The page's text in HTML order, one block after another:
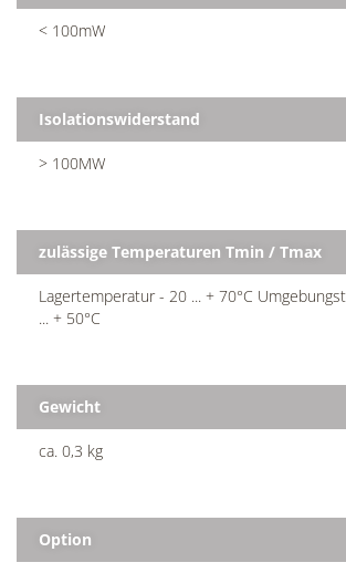
< 100mW
Isolationswiderstand
> 100MW
zulässige Temperaturen Tmin / Tmax
Lagertemperatur - 20 ... + 70°C
... + 50°C
Gewicht
ca. 0,3 kg
Option